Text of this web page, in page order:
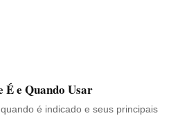
e Quando Usar
é indicado e seus principais